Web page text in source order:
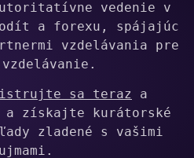
vedenie v
a forexu, spájajúc
vzdelávania pre
vzdelávanie.
sa teraz
a
a získajte kurátorské
zladené s vašimi